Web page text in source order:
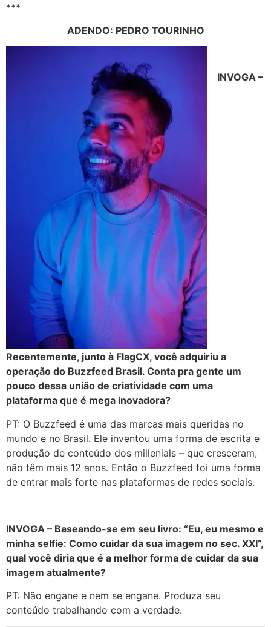
***
ADENDO: PEDRO TOURINHO
INVOGA –
Recentemente, junto à FlagCX, você adquiriu a
operação do Buzzfeed Brasil. Conta pra gente um
pouco dessa união de criatividade com uma
plataforma que é mega inovadora?
PT: O Buzzfeed é uma das marcas mais queridas no
mundo e no Brasil. Ele inventou uma forma de escrita e
produção de conteúdo dos millenials – que cresceram,
não têm mais 12 anos. Então o Buzzfeed foi uma forma
de entrar mais forte nas plataformas de redes sociais.
INVOGA – Baseando-se em seu livro: “Eu, eu mesmo e
minha selfie: Como cuidar da sua imagem no sec. XXI”,
qual você diria que é a melhor forma de cuidar da sua
imagem atualmente?
PT: Não engane e nem se engane. Produza seu
conteúdo trabalhando com a verdade.